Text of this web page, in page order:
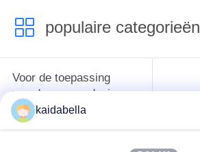
populaire categorieën
Voor de toepassing
van deze verordening
geldt de volgende
bepalingen:
kaidabella